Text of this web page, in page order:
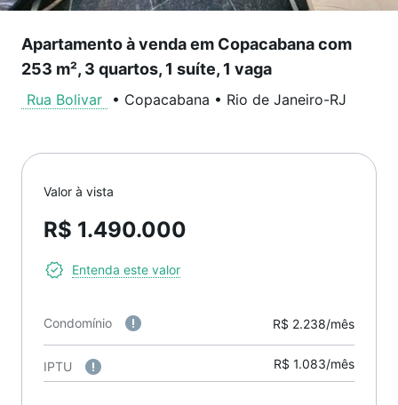
Apartamento à venda em Copacabana com
253 m², 3 quartos, 1 suíte, 1 vaga
Rua Bolivar • Copacabana • Rio de Janeiro-RJ
Valor à vista
R$ 1.490.000
Entenda este valor
Condomínio R$ 2.238/mês
IPTU R$ 1.083/mês